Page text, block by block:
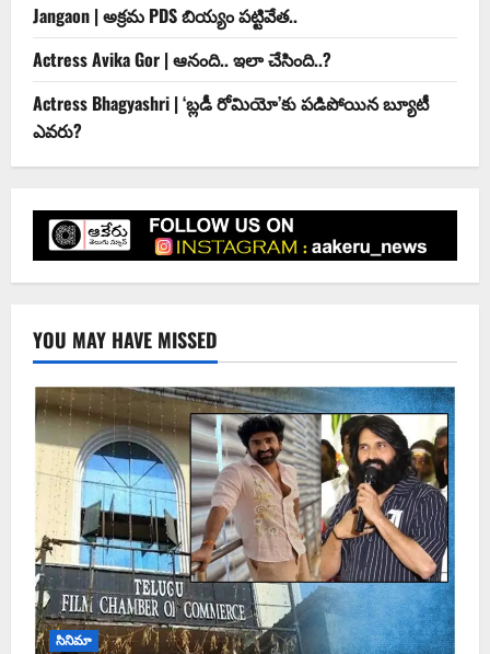
Jangaon | అక్రమ PDS బియ్యం పట్టివేత..
Actress Avika Gor | ఆనంది.. ఇలా చేసింది..?
Actress Bhagyashri | ‘బ్లడీ రోమియో’కు పడిపోయిన బ్యూటీ
ఎవరు?
YOU MAY HAVE MISSED
సినిమా